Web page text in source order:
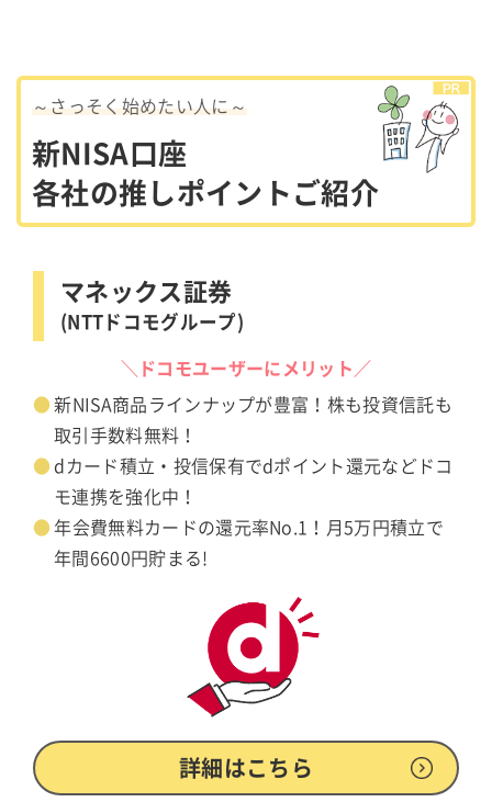
～さっそく始めたい人に～
新NISA口座
各社の推しポイントご紹介
マネックス証券
(NTTドコモグループ)
＼ドコモユーザーにメリット／
新NISA商品ラインナップが豊富！株も投資信託も
取引手数料無料！
dカード積立・投信保有でdポイント還元などドコ
モ連携を強化中！
年会費無料カードの還元率No.1！月5万円積立で
年間6600円貯まる!
詳細はこちら